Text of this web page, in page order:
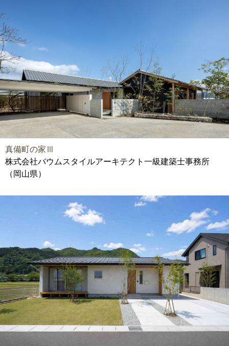
真備町の家Ⅲ
株式会社バウムスタイルアーキテクト一級建築士事務所
（岡山県）